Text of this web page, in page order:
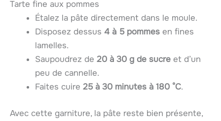
Tarte fine aux pommes
Étalez la pâte directement dans le moule.
Disposez dessus 4 à 5 pommes en fines
lamelles.
Saupoudrez de 20 à 30 g de sucre et d’un
peu de cannelle.
Faites cuire 25 à 30 minutes à 180 °C.
Avec cette garniture, la pâte reste bien présente,